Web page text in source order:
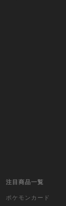
WIXOSS
WCCF
注目商品一覧
ポケモンカード